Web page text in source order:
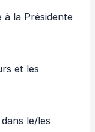
à la Présidente
et les
le/les